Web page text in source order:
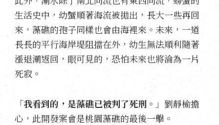
生活史中，幼蟹順著海流被拋出，長大一些再回
來，藻礁的孢子同樣也會由海裡來。未來，一道
長長的平行海岸堤阻擋在外，幼生無法順利隨著
漲退潮返回，眼可見的，恐怕未來也將淪為一片
死寂。
「我看到的，是藻礁已被判了死刑。 」劉靜榆擔
心，此開發案會是桃園藻礁的最後一擊。